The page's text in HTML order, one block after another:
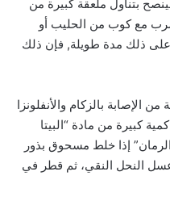
بتناول ملعقة كبيرة من
مع كوب من الحليب أو
على ذلك مدة طويلة, فإن ذلك
الإصابة بالزكام والأنفلونزا
كبيرة من مادة “البيتا
إذا خلط مسحوق بذور
النحل النقي، ثم قطر في